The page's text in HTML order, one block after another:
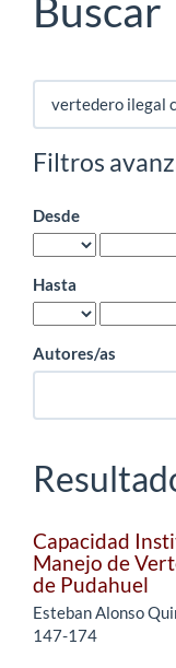
Buscar
Buscar
artículos
por
Filtros
Desde
Hasta
Autores/as
Capacidad
Manejo de
de Pudahuel
Esteban Alonso
147-174